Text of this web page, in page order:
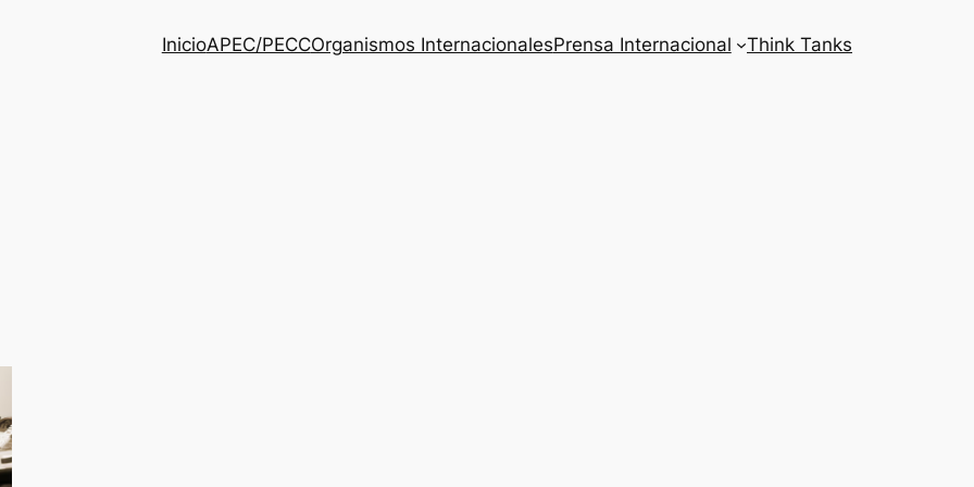
InicioAPEC/PECCOrganismos InternacionalesPrensa Internacional Think Tanks